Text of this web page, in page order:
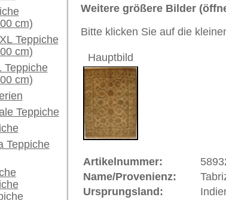
floral / durchgemustert
Grundfarbe:
Bemerkungen:
Unikat. Handgeknüpfter / traditionell
Preis (inkl. MwSt.): € 1.120
Voraussichtliche Lieferzeit:
4 - 8 Werktage
in Warenkorb
riesige Auswahl